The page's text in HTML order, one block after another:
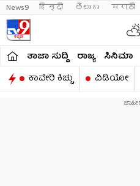
News9 हिन्दी తెలుగు मराठी
ತಾಜಾ ಸುದ್ದಿ ರಾಜ್ಯ ಸಿನಿಮಾ
ಕಾವೇರಿ ಕಿಚ್ಚು
ವಿಡಿಯೋ